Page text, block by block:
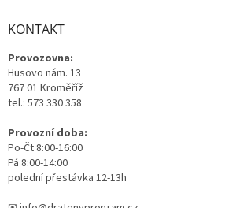
KONTAKT
Provozovna:
Husovo nám. 13
767 01 Kroměříž
tel.: 573 330 358
Provozní doba:
Po-Čt 8:00-16:00
Pá 8:00-14:00
polední přestávka 12-13h